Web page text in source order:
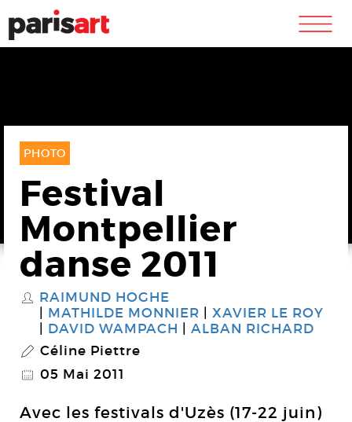
m
PHOTO
Festival
Montpellier
danse 2011
S RAIMUND HOGHE
MATHILDE MONNIER
XAVIER LE ROY
DAVID WAMPACH
ALBAN RICHARD
P Céline Piettre
@ 05 Mai 2011
Avec les festivals d'Uzès (17-22 juin)